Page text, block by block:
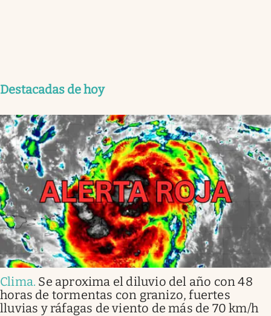
Destacadas de hoy
Clima. Se aproxima el diluvio del año con 48
horas de tormentas con granizo, fuertes
lluvias y ráfagas de viento de más de 70 km/h